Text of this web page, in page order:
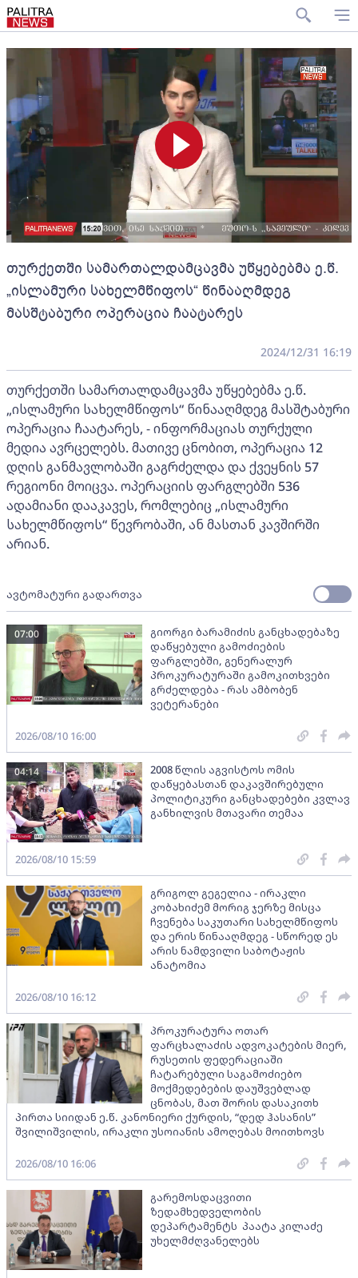
თურქეთში სამართალდამცავმა უწყებებმა ე.წ.
„ისლამური სახელმწიფოს“ წინააღმდეგ
მასშტაბური ოპერაცია ჩაატარეს
2024/12/31 16:19
თურქეთში სამართალდამცავმა უწყებებმა ე.წ.
„ისლამური სახელმწიფოს“ წინააღმდეგ მასშტაბური
ოპერაცია ჩაატარეს, - ინფორმაციას თურქული
მედია ავრცელებს. მათივე ცნობით, ოპერაცია 12
დღის განმავლობაში გაგრძელდა და ქვეყნის 57
რეგიონი მოიცვა. ოპერაციის ფარგლებში 536
ადამიანი დააკავეს, რომლებიც „ისლამური
სახელმწიფოს“ წევრობაში, ან მასთან კავშირში
არიან.
ავტომატური გადართვა
გიორგი ბარამიძის განცხადებაზე
დაწყებული გამოძიების
ფარგლებში, გენერალურ
პროკურატურაში გამოკითხვები
გრძელდება - რას ამბობენ
ვეტერანები
07:00
2026/08/10 16:00
2008 წლის აგვისტოს ომის
დაწყებასთან დაკავშირებული
პოლიტიკური განცხადებები კვლავ
განხილვის მთავარი თემაა
04:14
2026/08/10 15:59
გრიგოლ გეგელია - ირაკლი
კობახიძემ მორიგ ჯერზე მისცა
ჩვენება საკუთარი სახელმწიფოს
და ერის წინააღმდეგ - სწორედ ეს
არის ნამდვილი საბოტაჟის
ანატომია
2026/08/10 16:12
პროკურატურა ოთარ
ფარცხალაძის ადვოკატების მიერ,
რუსეთის ფედერაციაში
ჩატარებული საგამოძიებო
მოქმედებების დაუშვებლად
ცნობას, მათ შორის დასაკითხ
პირთა სიიდან ე.წ. კანონიერი ქურდის, “დედ ჰასანის”
შვილიშვილის, ირაკლი უსოიანის ამოღებას მოითხოვს
2026/08/10 16:06
გარემოსდაცვითი
ზედამხედველობის
დეპარტამენტს პაატა კილაძე
უხელმძღვანელებს